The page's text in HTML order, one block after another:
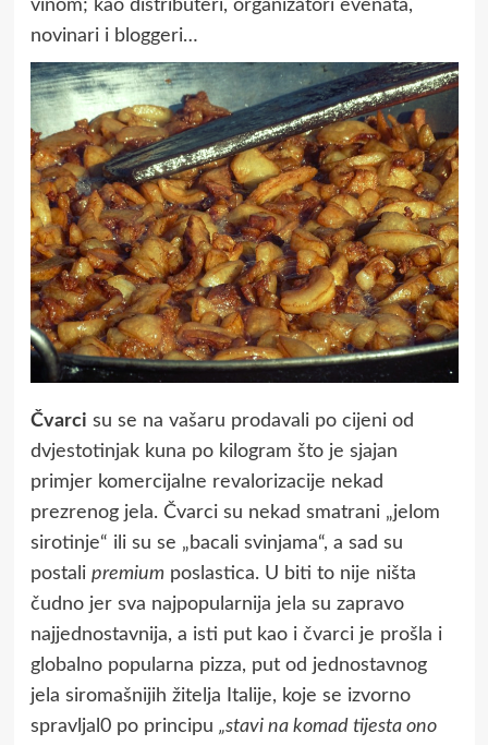
vinom; kao distributeri, organizatori evenata,
novinari i bloggeri…
Čvarci su se na vašaru prodavali po cijeni od
dvjestotinjak kuna po kilogram što je sjajan
primjer komercijalne revalorizacije nekad
prezrenog jela. Čvarci su nekad smatrani „jelom
sirotinje“ ili su se „bacali svinjama“, a sad su
postali premium poslastica. U biti to nije ništa
čudno jer sva najpopularnija jela su zapravo
najjednostavnija, a isti put kao i čvarci je prošla i
globalno popularna pizza, put od jednostavnog
jela siromašnijih žitelja Italije, koje se izvorno
spravljal0 po principu „stavi na komad tijesta ono